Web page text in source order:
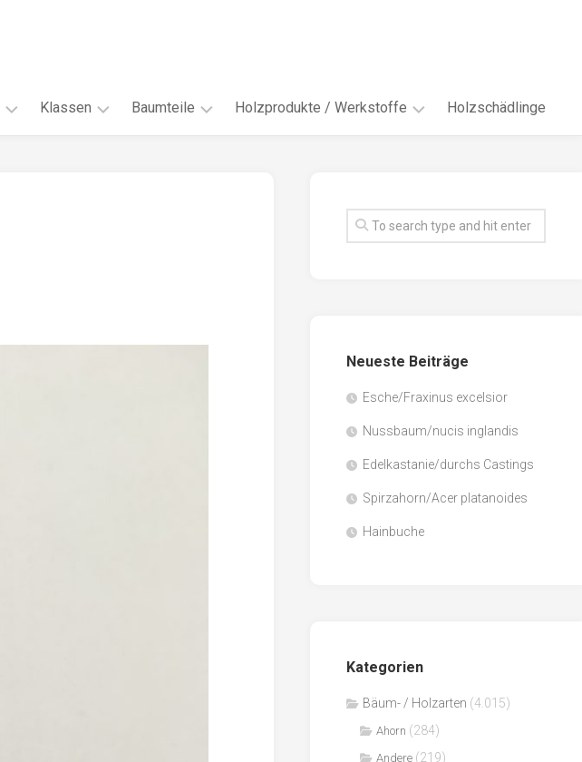
Klassen
18AH
Baumteile Holzprodukte / Werkstoffe
Faserwerkstoffe
Sägenebenprodukte
Holzschädlinge
Neueste Beiträge
Esche/Fraxinus excelsior
Nussbaum/nucis inglandis
Edelkastanie/durchs Castings
Spirzahorn/Acer platanoides
Hainbuche
Kategorien
Bäum- / Holzarten (4.015)
Ahorn (284)
Andere (219)